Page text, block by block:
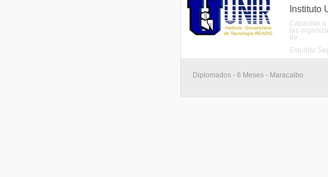
Instituto
Capacitar
las
de ...
Estudiar
Diplomados - 6 Meses - Maracaibo